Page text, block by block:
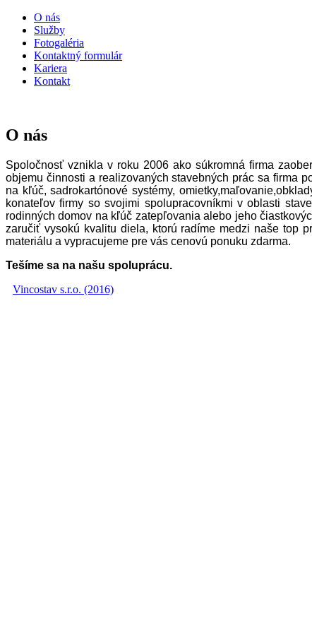
O nás
Služby
Fotogaléria
Kontaktný formulár
Kariera
Kontakt
O nás
Spoločnosť vznikla v roku 2006 ako súkromná firma
objemu činnosti a realizovaných stavebných prác sa firma
na kľúč, sadrokartónové systémy,
konateľov firmy so svojimi spolupracovníkmi v oblasti
rodinných domov na kľúč zatepľovania alebo jeho
zaručiť vysokú kvalitu diela, ktorú radíme medzi naše top
materiálu a vypracujeme pre vás cenovú ponuku zdarma.
Tešíme sa na našu spoluprácu.
Vincostav s.r.o. (2016)